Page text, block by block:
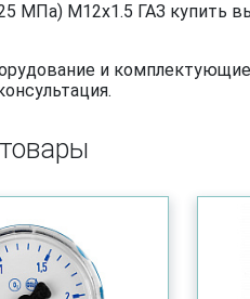
МПа) M12x1.5 ГАЗ купить
и